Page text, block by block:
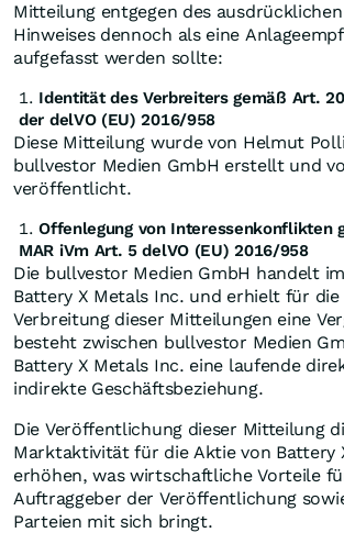
Mitteilung entgegen des
Hinweises dennoch als eine
aufgefasst werden sollte:
Identität des Verbreiters gemäß Art.
der delVO (EU) 2016/958
Diese Mitteilung wurde von Helmut
bullvestor Medien GmbH erstellt und
veröffentlicht.
Offenlegung von Interessenkonflikten
MAR iVm Art. 5 delVO (EU) 2016/958
Die bullvestor Medien GmbH handelt
Battery X Metals Inc. und erhielt für
Verbreitung dieser Mitteilungen eine
besteht zwischen bullvestor Medien
Battery X Metals Inc. eine laufende
indirekte Geschäftsbeziehung.
Die Veröffentlichung dieser Mitteilung
Marktaktivität für die Aktie von Battery
erhöhen, was wirtschaftliche Vorteile
Auftraggeber der Veröffentlichung
Parteien mit sich bringt.